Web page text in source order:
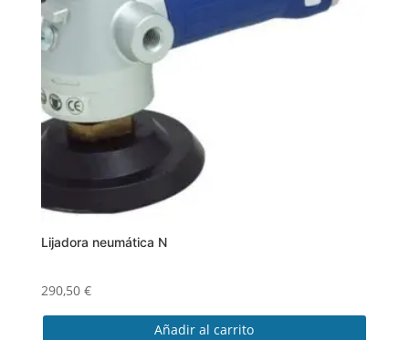
Lijadora neumática N
290,50 €
Añadir al carrito